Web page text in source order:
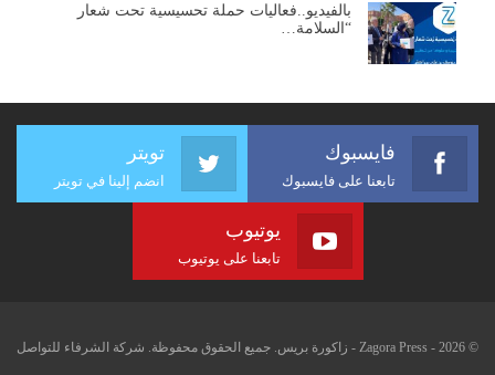
بالفيديو..فعاليات حملة تحسيسية تحت شعار
“السلامة…
فايسبوك
تابعنا على فايسبوك
تويتر
انضم إلينا في تويتر
يوتيوب
تابعنا على يوتيوب
© 2026 - Zagora Press - زاكورة بريس. جميع الحقوق محفوظة. شركة الشرفاء للتواصل